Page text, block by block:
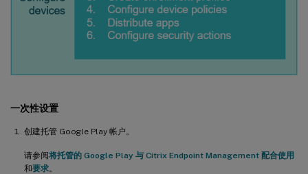
一次性设置
创建托管 Google Play 帐户。
请参阅将托管的 Google Play 与 Citrix Endpoint Management 配合使用
和要求。